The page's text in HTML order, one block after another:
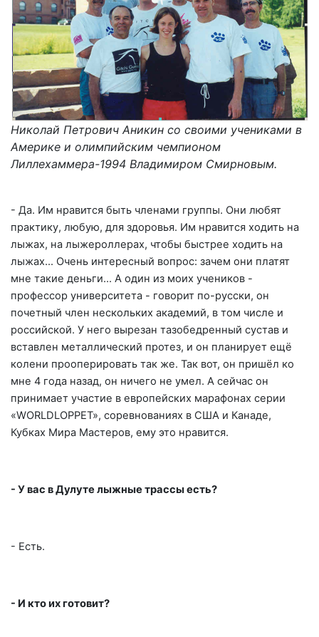
Николай Петрович Аникин со своими учениками в
Америке и олимпийским чемпионом
Лиллехаммера-1994 Владимиром Смирновым.
- Да. Им нравится быть членами группы. Они любят
практику, любую, для здоровья. Им нравится ходить на
лыжах, на лыжероллерах, чтобы быстрее ходить на
лыжах… Очень интересный вопрос: зачем они платят
мне такие деньги… А один из моих учеников -
профессор университета - говорит по-русски, он
почетный член нескольких академий, в том числе и
российской. У него вырезан тазобедренный сустав и
вставлен металлический протез, и он планирует ещё
колени прооперировать так же. Так вот, он пришёл ко
мне 4 года назад, он ничего не умел. А сейчас он
принимает участие в европейских марафонах серии
«WORLDLOPPET», соревнованиях в США и Канаде,
Кубках Мира Мастеров, ему это нравится.
- У вас в Дулуте лыжные трассы есть?
- Есть.
- И кто их готовит?